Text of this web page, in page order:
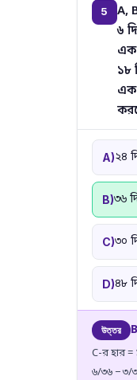
5
A,
৬
১৮
A)২৪
B)৩৬
C)৩০
D)৪৮
উত্তর
C-র হার
৬/৩৬ − ৩/